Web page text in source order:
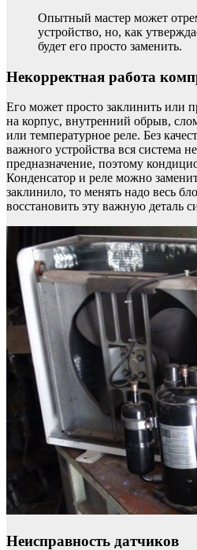
Опытный мастер может
устройство, но, как
будет его просто заменить.
Некорректная работа
Его может просто заклинить или
на корпус, внутренний обрыв,
или температурное реле. Без
важного устройства вся система
предназначение, поэтому
Конденсатор и реле можно
заклинило, то менять надо весь
восстановить эту важную деталь
Неисправность датчиков